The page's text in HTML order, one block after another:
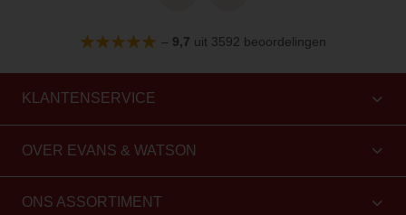
– 9,7 uit 3592 beoordelingen
KLANTENSERVICE
OVER EVANS & WATSON
ONS ASSORTIMENT